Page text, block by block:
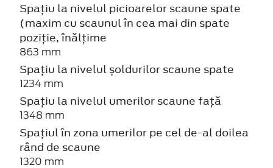
Spațiu la nivelul picioarelor scaune spate
(maxim cu scaunul în cea mai din spate
poziție, înălțime
863 mm
Spațiu la nivelul șoldurilor scaune spate
1234 mm
Spațiu la nivelul umerilor scaune față
1348 mm
Spațiul în zona umerilor pe cel de-al doilea
rând de scaune
1320 mm